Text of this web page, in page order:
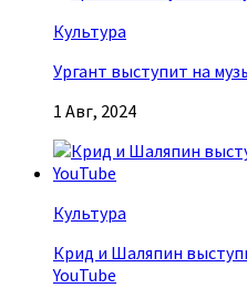
Культура
Ургант выступит на
1 Авг, 2024
Культура
Крид и Шаляпин
YouTube